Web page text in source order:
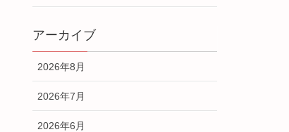
アーカイブ
2026年8月
2026年7月
2026年6月